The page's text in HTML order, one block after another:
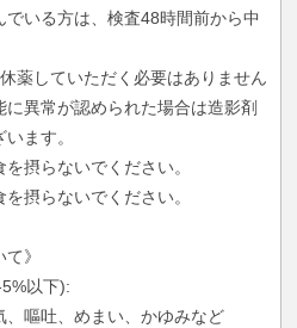
いる方は、検査48時間前から中
薬していただく必要はありません
に異常が認められた場合は造影剤
ます。
摂らないでください。
摂らないでください。
》
以下):
、嘔吐、めまい、かゆみなど